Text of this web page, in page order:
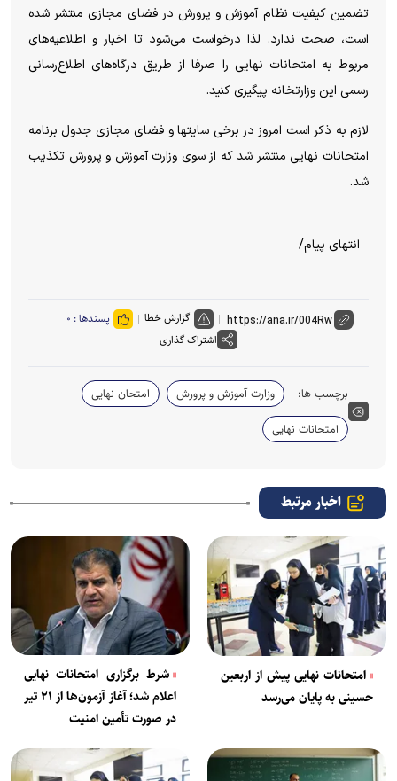
تضمین کیفیت نظام آموزش و پرورش در فضای مجازی منتشر شده
است، صحت ندارد. لذا درخواست می‌شود تا اخبار و اطلاعیه‌های
مربوط به امتحانات نهایی را صرفا از طریق درگاه‌های اطلاع‌رسانی
رسمی این وزارتخانه پیگیری کنید.
لازم به ذکر است امروز در برخی سایتها و فضای مجازی جدول برنامه
امتحانات نهایی منتشر شد که از سوی وزارت آموزش و پرورش تکذیب
شد.
انتهای پیام/
گزارش خطا پسندها : ۰
اشتراک گذاری
برچسب ها: وزارت آموزش و پرورش
امتحان نهایی
امتحانات نهایی
اخبار مرتبط
امتحانات نهایی پیش از اربعین
حسینی به پایان می‌رسد
شرط برگزاری امتحانات نهایی
اعلام شد؛ آغاز آزمون‌ها از ۲۱ تیر
در صورت تأمین امنیت